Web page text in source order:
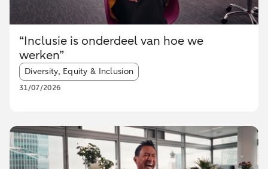
“Inclusie is onderdeel van hoe we
werken”
Article tags:
Diversity, Equity & Inclusion
31/07/2026